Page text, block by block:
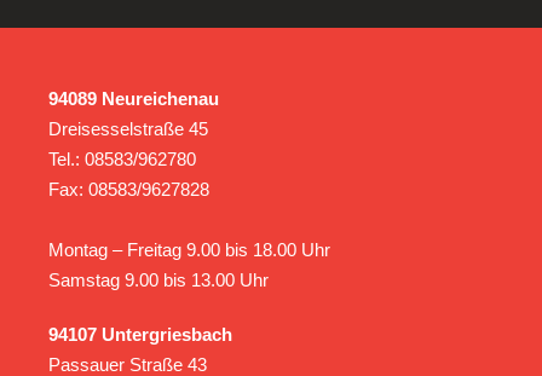
94089 Neureichenau
Dreisesselstraße 45
Tel.: 08583/962780
Fax: 08583/9627828
Montag – Freitag 9.00 bis 18.00 Uhr
Samstag 9.00 bis 13.00 Uhr
94107 Untergriesbach
Passauer Straße 43